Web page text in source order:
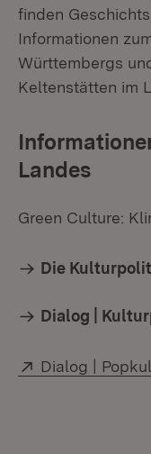
finden
Informationen
Württembergs
Keltenstätten im
Landes
Green Culture:
Die
Dialog |
Extern:
Dialog |